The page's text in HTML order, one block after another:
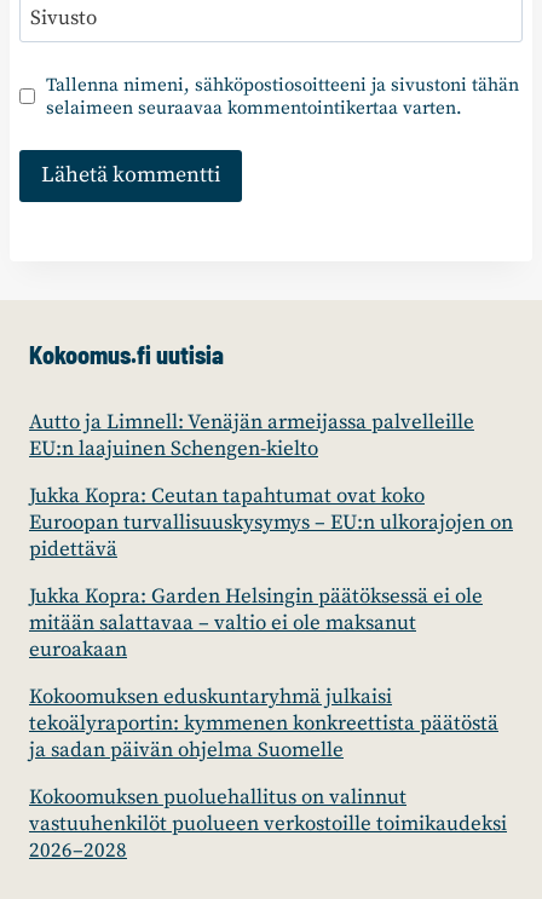
Sivusto
Tallenna nimeni, sähköpostiosoitteeni ja sivustoni tähän
selaimeen seuraavaa kommentointikertaa varten.
Kokoomus.fi uutisia
Autto ja Limnell: Venäjän armeijassa palvelleille
EU:n laajuinen Schengen-kielto
Jukka Kopra: Ceutan tapahtumat ovat koko
Euroopan turvallisuuskysymys – EU:n ulkorajojen on
pidettävä
Jukka Kopra: Garden Helsingin päätöksessä ei ole
mitään salattavaa – valtio ei ole maksanut
euroakaan
Kokoomuksen eduskuntaryhmä julkaisi
tekoälyraportin: kymmenen konkreettista päätöstä
ja sadan päivän ohjelma Suomelle
Kokoomuksen puoluehallitus on valinnut
vastuuhenkilöt puolueen verkostoille toimikaudeksi
2026–2028